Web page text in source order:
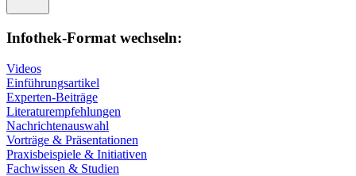
Infothek-Format wechseln:
Videos
Einführungsartikel
Experten-Beiträge
Literaturempfehlungen
Nachrichtenauswahl
Vorträge & Präsentationen
Praxisbeispiele & Initiativen
Fachwissen & Studien